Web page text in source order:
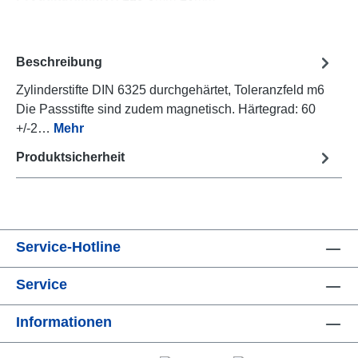
Beschreibung
Zylinderstifte DIN 6325 durchgehärtet, Toleranzfeld m6
Die Passstifte sind zudem magnetisch. Härtegrad: 60
+/-2… Mehr
Produktsicherheit
Service-Hotline
Service
Informationen